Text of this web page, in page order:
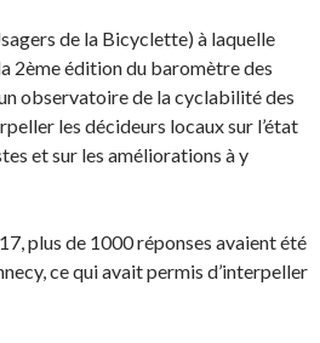
de la Bicyclette) à laquelle
2ème édition du baromètre des
observatoire de la cyclabilité des
les décideurs locaux sur l’état
et sur les améliorations à y
plus de 1000 réponses avaient été
ce qui avait permis d’interpeller